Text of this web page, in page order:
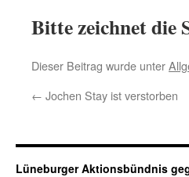
Bitte zeichnet die
Dieser Beitrag wurde unter
← Jochen Stay ist verstorben
Lüneburger Aktionsbündnis